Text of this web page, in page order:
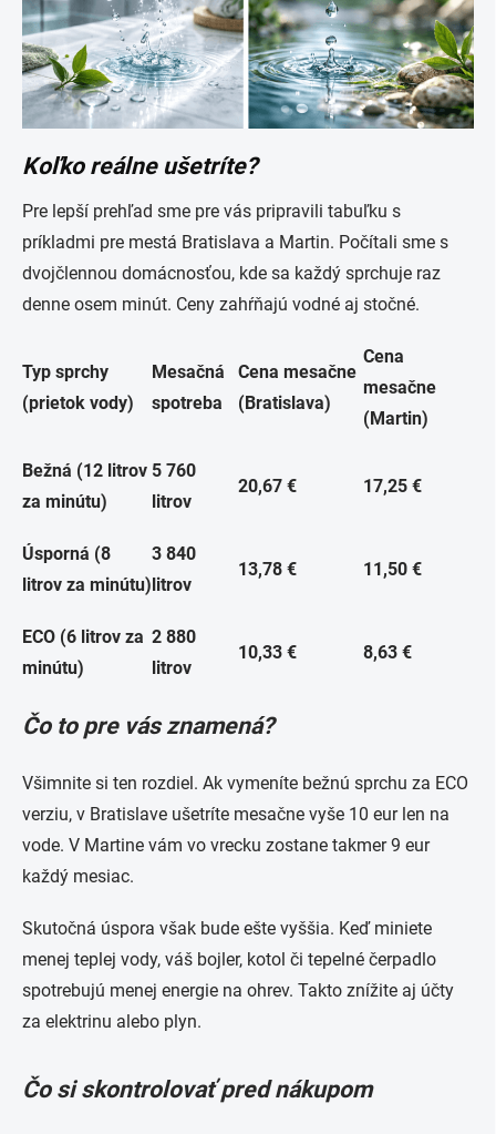
Koľko reálne ušetríte?
Pre lepší prehľad sme pre vás pripravili tabuľku s
príkladmi pre mestá Bratislava a Martin. Počítali sme s
dvojčlennou domácnosťou, kde sa každý sprchuje raz
denne osem minút. Ceny zahŕňajú vodné aj stočné.
Typ sprchy
(prietok vody)
Mesačná
spotreba
Cena mesačne
(Bratislava)
Cena
mesačne
(Martin)
Bežná (12 litrov
za minútu)
5 760
litrov
20,67 € 17,25 €
Úsporná (8
litrov za minútu)
3 840
litrov
13,78 € 11,50 €
ECO (6 litrov za
minútu)
2 880
litrov
10,33 € 8,63 €
Čo to pre vás znamená?
Všimnite si ten rozdiel. Ak vymeníte bežnú sprchu za ECO
verziu, v Bratislave ušetríte mesačne vyše 10 eur len na
vode. V Martine vám vo vrecku zostane takmer 9 eur
každý mesiac.
Skutočná úspora však bude ešte vyššia. Keď miniete
menej teplej vody, váš bojler, kotol či tepelné čerpadlo
spotrebujú menej energie na ohrev. Takto znížite aj účty
za elektrinu alebo plyn.
Čo si skontrolovať pred nákupom